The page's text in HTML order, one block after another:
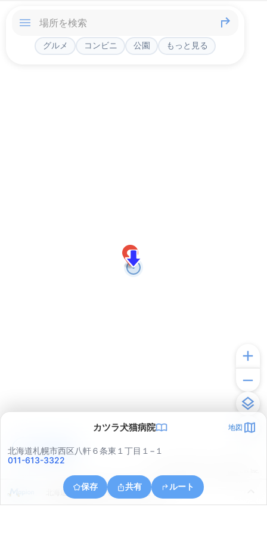
グルメ コンビニ 公園 もっと見る
カツラ犬猫病院 地図
北海道札幌市西区八軒６条東１丁目１−１
011-613-3322
保存 共有 ルート
北海道札幌市西区八軒６条東５丁目４
アプリで見る